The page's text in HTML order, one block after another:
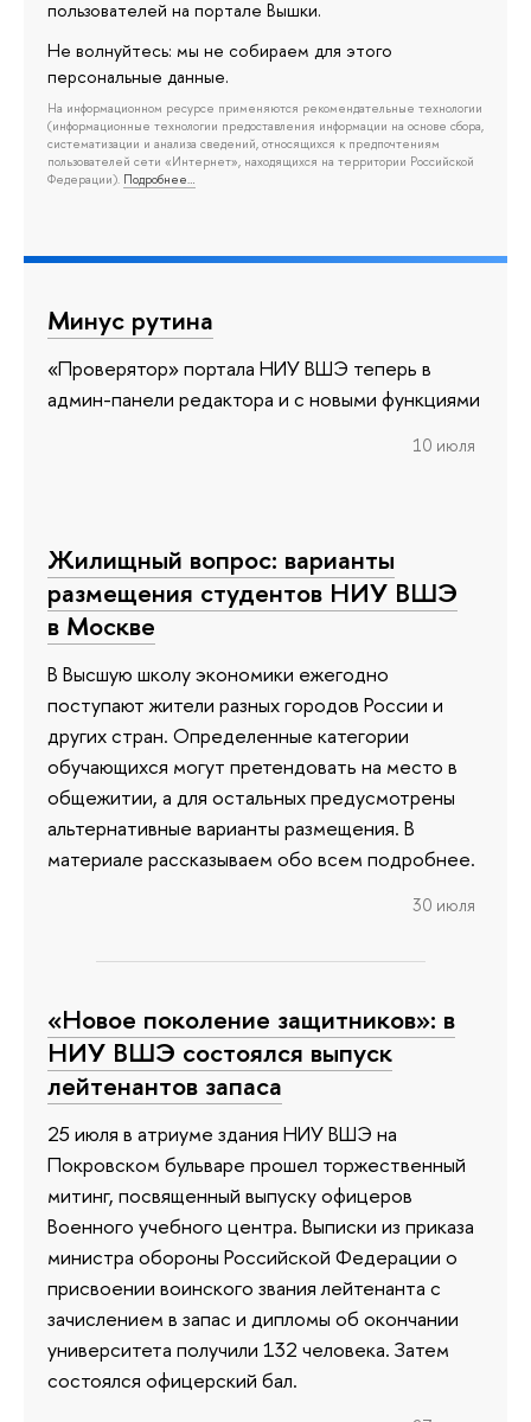
пользователей на портале Вышки.
Не волнуйтесь: мы не собираем для этого
персональные данные.
На информационном ресурсе применяются рекомендательные технологии
(информационные технологии предоставления информации на основе сбора,
систематизации и анализа сведений, относящихся к предпочтениям
пользователей сети «Интернет», находящихся на территории Российской
Федерации). Подробнее…
Минус рутина
«Проверятор» портала НИУ ВШЭ теперь в
админ-панели редактора и с новыми функциями
10 июля
Жилищный вопрос: варианты
размещения студентов НИУ ВШЭ
в Москве
В Высшую школу экономики ежегодно
поступают жители разных городов России и
других стран. Определенные категории
обучающихся могут претендовать на место в
общежитии, а для остальных предусмотрены
альтернативные варианты размещения. В
материале рассказываем обо всем подробнее.
30 июля
«Новое поколение защитников»: в
НИУ ВШЭ состоялся выпуск
лейтенантов запаса
25 июля в атриуме здания НИУ ВШЭ на
Покровском бульваре прошел торжественный
митинг, посвященный выпуску офицеров
Военного учебного центра. Выписки из приказа
министра обороны Российской Федерации о
присвоении воинского звания лейтенанта с
зачислением в запас и дипломы об окончании
университета получили 132 человека. Затем
состоялся офицерский бал.